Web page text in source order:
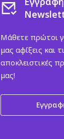
Μάθετε πρώτοι
μας αφίξεις και
αποκλειστικές
μας!